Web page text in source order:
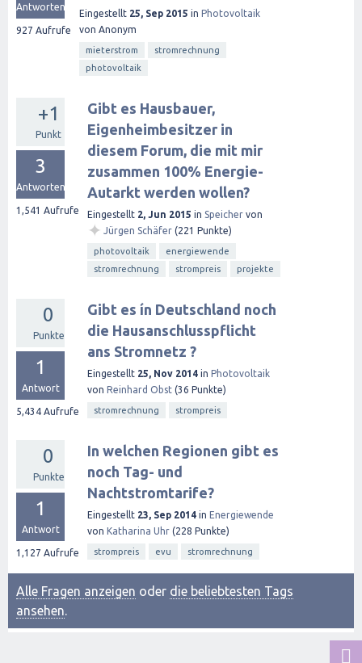
Antworten
927 Aufrufe
Eingestellt 25, Sep 2015 in Photovoltaik
von Anonym
mieterstrom
stromrechnung
photovoltaik
+1
Punkt
3
Antworten
1,541 Aufrufe
Gibt es Hausbauer,
Eigenheimbesitzer in
diesem Forum, die mit mir
zusammen 100% Energie-
Autarkt werden wollen?
Eingestellt 2, Jun 2015 in Speicher von
✦ Jürgen Schäfer (221 Punkte)
photovoltaik
energiewende
stromrechnung
strompreis projekte
0
Punkte
1
Antwort
5,434 Aufrufe
Gibt es ín Deutschland noch
die Hausanschlusspflicht
ans Stromnetz ?
Eingestellt 25, Nov 2014 in Photovoltaik
von Reinhard Obst (36 Punkte)
stromrechnung strompreis
0
Punkte
1
Antwort
1,127 Aufrufe
In welchen Regionen gibt es
noch Tag- und
Nachtstromtarife?
Eingestellt 23, Sep 2014 in Energiewende
von Katharina Uhr (228 Punkte)
strompreis evu stromrechnung
Alle Fragen anzeigen oder die beliebtesten Tags
ansehen.